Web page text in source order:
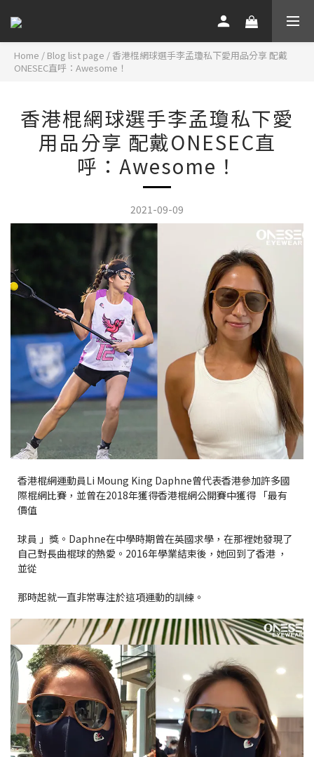
Home / Blog list page / 香港棍網球選手李孟瓊私下愛用品分享 配戴
ONESEC直呼：Awesome！
香港棍網球選手李孟瓊私下愛
用品分享 配戴ONESEC直
呼：Awesome！
2021-09-09
香港棍網運動員Li Moung King Daphne曾代表香港參加許多國
際棍網比賽，並曾在2018年獲得香港棍網公開賽中獲得 「最有
價值
球員 」獎。Daphne在中學時期曾在英國求學，在那裡她發現了
自己對長曲棍球的熱愛。2016年學業結束後，她回到了香港 ，
並從
那時起就一直非常專注於這項運動的訓練。